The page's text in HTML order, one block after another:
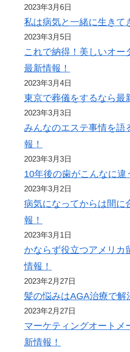
2023年3月6日
私は病気と一緒に生きて
2023年3月5日
これで納得！美しいオー
最新情報！
2023年3月4日
東京で葬儀をするなら最
2023年3月3日
みんなのエステ事情を語
報！
2023年3月3日
10年後の歯がこんなに違
2023年3月2日
病気になってからは間に
報！
2023年3月1日
かならず役立つアメリカ
情報！
2023年2月27日
髪の悩みはAGA治療で解
2023年2月27日
マーケティングオートメ
新情報！